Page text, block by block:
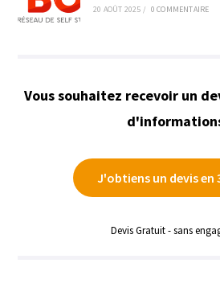
20 AOÛT 2025 / 0 COMMENTAIRE
Vous souhaitez recevoir un
J'obtiens un devis en
Devis Gratuit - sans